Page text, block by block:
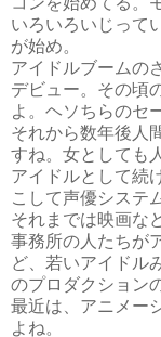
いろいろいじって
が始め。
アイドルブームの
デビュー。その頃
よ。ヘソちらのセ
それから数年後人
すね。女としても
アイドルとして続
こして声優システ
それまでは映画な
事務所の人たちが
ど、若いアイドル
のプロダクション
最近は、アニメー
よね。